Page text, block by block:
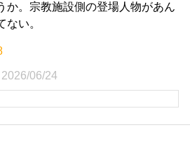
か。宗教施設側の登場人物があん
ない。
2026/06/24